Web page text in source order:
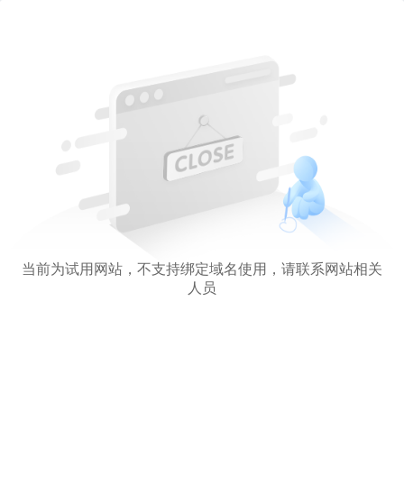
当前为试用网站，不支持绑定域名使用，请联系网站相关
人员